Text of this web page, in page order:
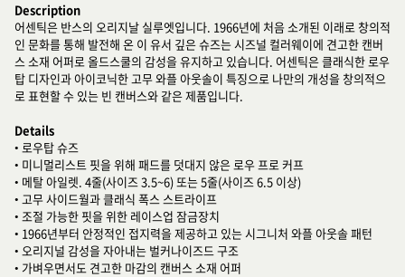
Description
어센틱은 반스의 오리지날 실루엣입니다. 1966년에 처음 소개된 이래로 창의적
인 문화를 통해 발전해 온 이 유서 깊은 슈즈는 시즈널 컬러웨이에 견고한 캔버
스 소재 어퍼로 올드스쿨의 감성을 유지하고 있습니다. 어센틱은 클래식한 로우
탑 디자인과 아이코닉한 고무 와플 아웃솔이 특징으로 나만의 개성을 창의적으
로 표현할 수 있는 빈 캔버스와 같은 제품입니다.
Details
• 로우탑 슈즈
• 미니멀리스트 핏을 위해 패드를 덧대지 않은 로우 프로 커프
• 메탈 아일렛. 4줄(사이즈 3.5~6) 또는 5줄(사이즈 6.5 이상)
• 고무 사이드월과 클래식 폭스 스트라이프
• 조절 가능한 핏을 위한 레이스업 잠금장치
• 1966년부터 안정적인 접지력을 제공하고 있는 시그니처 와플 아웃솔 패턴
• 오리지널 감성을 자아내는 벌커나이즈드 구조
• 가벼우면서도 견고한 마감의 캔버스 소재 어퍼